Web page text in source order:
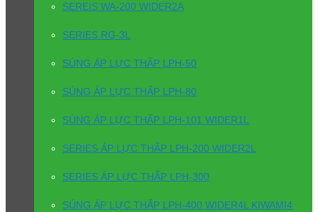
SEREIS WA-200 WIDER2A
SERIES RG-3L
SÚNG ÁP LỰC THẤP LPH-50
SÚNG ÁP LỰC THẤP LPH-80
SÚNG ÁP LỰC THẤP LPH-101 WIDER1L
SERIES ÁP LỰC THẤP LPH-200 WIDER2L
SERIES ÁP LỰC THẤP LPH-300
SÚNG ÁP LỰC THẤP LPH-400 WIDER4L KIWAMI4